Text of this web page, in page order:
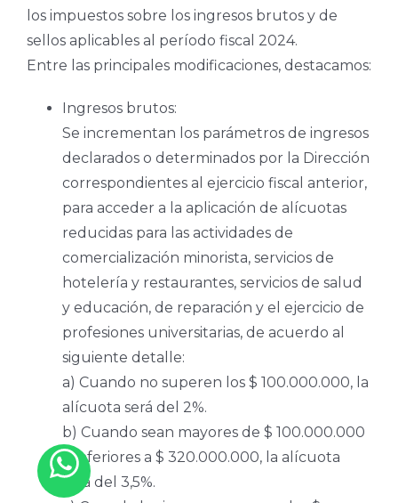
los impuestos sobre los ingresos brutos y de
sellos aplicables al período fiscal 2024.
Entre las principales modificaciones, destacamos:
Ingresos brutos:
Se incrementan los parámetros de ingresos
declarados o determinados por la Dirección
correspondientes al ejercicio fiscal anterior,
para acceder a la aplicación de alícuotas
reducidas para las actividades de
comercialización minorista, servicios de
hotelería y restaurantes, servicios de salud
y educación, de reparación y el ejercicio de
profesiones universitarias, de acuerdo al
siguiente detalle:
a) Cuando no superen los $ 100.000.000, la
alícuota será del 2%.
b) Cuando sean mayores de $ 100.000.000
e inferiores a $ 320.000.000, la alícuota
será del 3,5%.